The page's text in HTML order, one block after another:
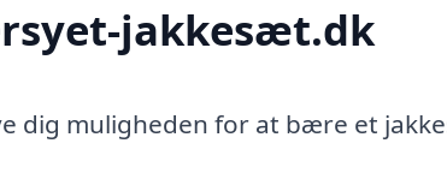
jakkesæt.dk
dig muligheden for at bære et